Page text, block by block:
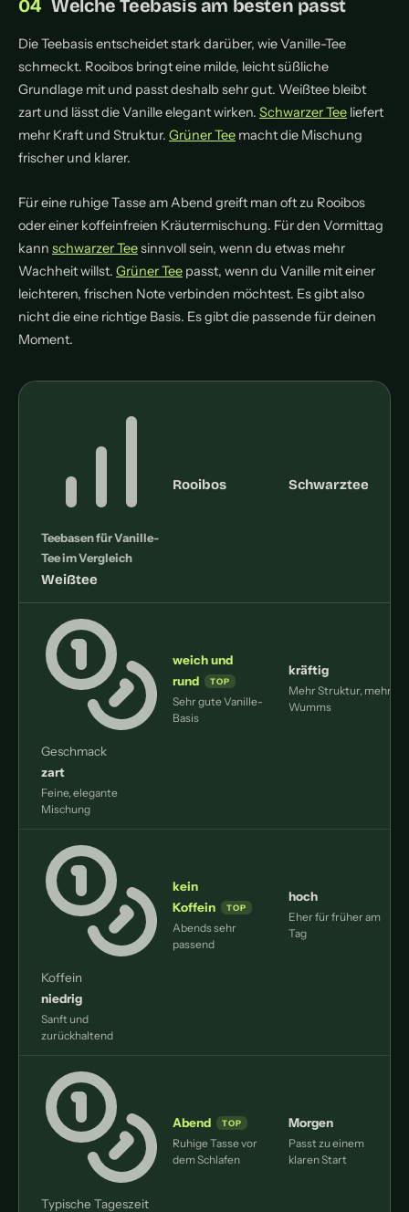
Welche Teebasis am besten passt
Die Teebasis entscheidet stark darüber, wie Vanille-Tee
schmeckt. Rooibos bringt eine milde, leicht süßliche
Grundlage mit und passt deshalb sehr gut. Weißtee bleibt
zart und lässt die Vanille elegant wirken. Schwarzer Tee liefert
mehr Kraft und Struktur. Grüner Tee macht die Mischung
frischer und klarer.
Für eine ruhige Tasse am Abend greift man oft zu Rooibos
oder einer koffeinfreien Kräutermischung. Für den Vormittag
kann schwarzer Teesinnvoll sein, wenn du etwas mehr
Wachheit willst. Grüner Tee passt, wenn du Vanille mit einer
leichteren, frischen Note verbinden möchtest. Es gibt also
nicht die eine richtige Basis. Es gibt die passende für deinen
Moment.
Teebasen für Vanille-
Tee im Vergleich
Rooibos Schwarztee
Weißtee
Geschmack
weich und
rund
Sehr gute Vanille-
Basis
kräftig
Mehr Struktur, mehr
Wumms
zart
Feine, elegante
Mischung
Koffein
kein
Koffein
Abends sehr
passend
hoch
Eher für früher am
Tag
niedrig
Sanft und
zurückhaltend
Typische Tageszeit
Abend
Ruhige Tasse vor
dem Schlafen
Morgen
Passt zu einem
klaren Start